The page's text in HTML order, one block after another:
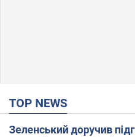
TOP NEWS
Зеленський доручив